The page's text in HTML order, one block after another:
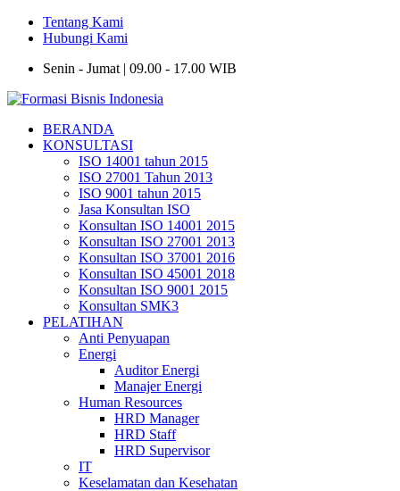
Tentang Kami
Hubungi Kami
Senin - Jumat | 09.00 - 17.00 WIB
BERANDA
KONSULTASI
ISO 14001 tahun 2015
ISO 27001 Tahun 2013
ISO 9001 tahun 2015
Jasa Konsultan ISO
Konsultan ISO 14001 2015
Konsultan ISO 27001 2013
Konsultan ISO 37001 2016
Konsultan ISO 45001 2018
Konsultan ISO 9001 2015
Konsultan SMK3
PELATIHAN
Anti Penyuapan
Energi
Auditor Energi
Manajer Energi
Human Resources
HRD Manager
HRD Staff
HRD Supervisor
IT
Keselamatan dan Kesehatan